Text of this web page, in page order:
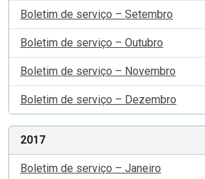
Boletim de serviço – Setembro
Boletim de serviço – Outubro
Boletim de serviço – Novembro
Boletim de serviço – Dezembro
2017
Boletim de serviço – Janeiro